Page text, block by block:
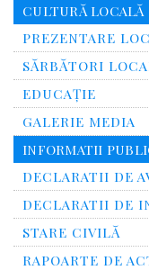
CULTURĂ LOCALĂ
PREZENTARE
SĂRBĂTORI
EDUCAȚIE
GALERIE MEDIA
INFORMATII
DECLARATII DE
DECLARATII DE
STARE CIVILĂ
RAPOARTE DE